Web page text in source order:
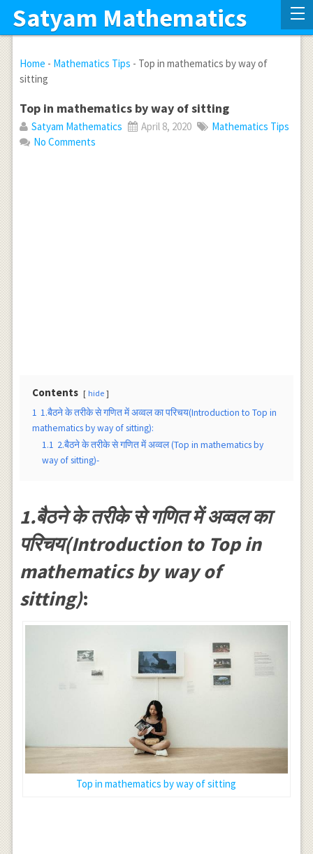
Satyam Mathematics
Home - Mathematics Tips - Top in mathematics by way of
sitting
Top in mathematics by way of sitting
Satyam Mathematics April 8, 2020
Mathematics Tips
No Comments
Contents hide
1 1.बैठने के तरीके से गणित में अव्वल का परिचय(Introduction to Top in
mathematics by way of sitting):
1.1 2.बैठने के तरीके से गणित में अव्वल (Top in mathematics by
way of sitting)-
1.बैठने के तरीके से गणित में अव्वल का
परिचय(Introduction to Top in
mathematics by way of
sitting):
Top in mathematics by way of sitting